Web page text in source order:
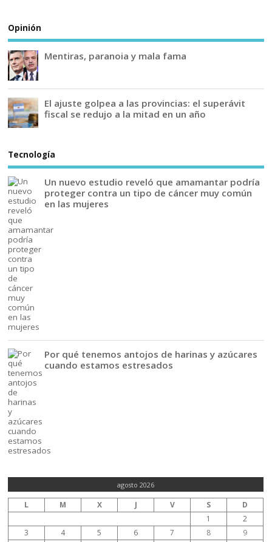
Opinión
Mentiras, paranoia y mala fama
El ajuste golpea a las provincias: el superávit
fiscal se redujo a la mitad en un año
Tecnología
Un nuevo estudio reveló que amamantar podría
proteger contra un tipo de cáncer muy común
en las mujeres
Por qué tenemos antojos de harinas y azúcares
cuando estamos estresados
agosto 2026
L M X J V S
D
1
2
3
4 5 6 7 8
9